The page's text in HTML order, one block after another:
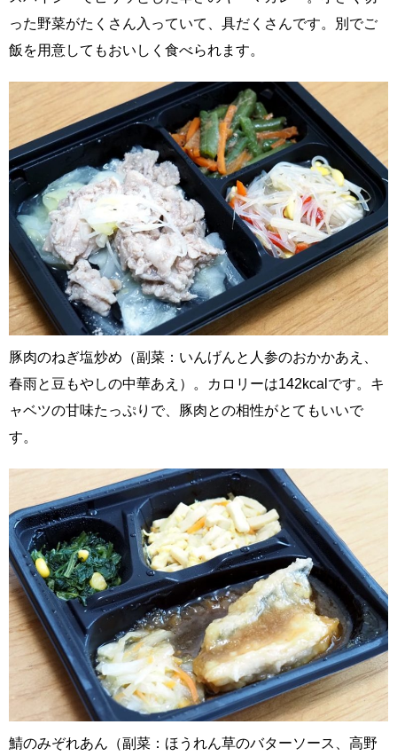
った野菜がたくさん入っていて、具だくさんです。別でご
飯を用意してもおいしく食べられます。
豚肉のねぎ塩炒め（副菜：いんげんと人参のおかかあえ、
春雨と豆もやしの中華あえ）。カロリーは142kcalです。キ
ャベツの甘味たっぷりで、豚肉との相性がとてもいいで
す。
鯖のみぞれあん（副菜：ほうれん草のバターソース、高野